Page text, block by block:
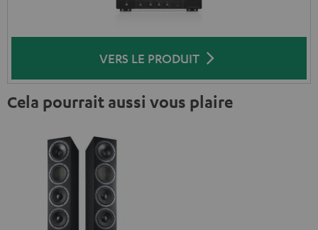
VERS LE PRODUIT
Cela pourrait aussi vous plaire